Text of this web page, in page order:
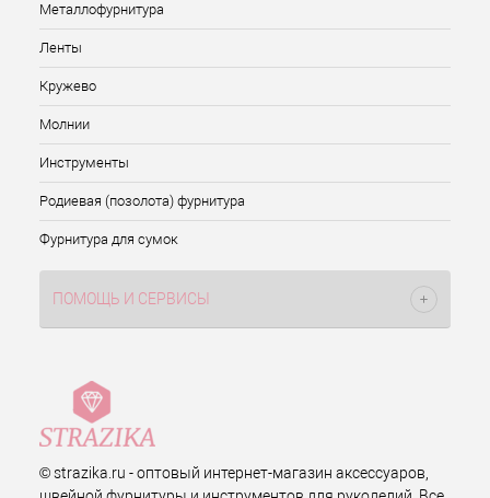
Металлофурнитура
Ленты
Кружево
Молнии
Инструменты
Родиевая (позолота) фурнитура
Фурнитура для сумок
ПОМОЩЬ И СЕРВИСЫ
© strazika.ru - оптовый интернет-магазин аксессуаров,